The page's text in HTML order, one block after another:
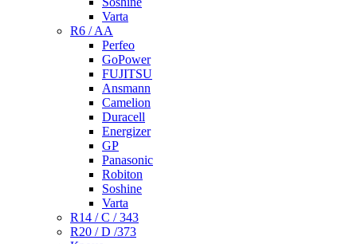
Varta
R6 / AA
Perfeo
GoPower
FUJITSU
Ansmann
Camelion
Duracell
Energizer
GP
Panasonic
Robiton
Soshine
Varta
R14 / C / 343
R20 / D /373